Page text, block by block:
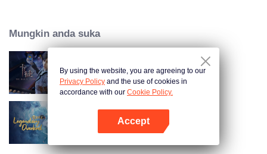
adegan terkenal
menebak
persefahaman
besar
Mungkin anda suka
The War Of Cards
Legendary Overlord
By using the website, you are agreeing to our
Privacy Policy and the use of cookies in
accordance with our Cookie Policy.
Accept